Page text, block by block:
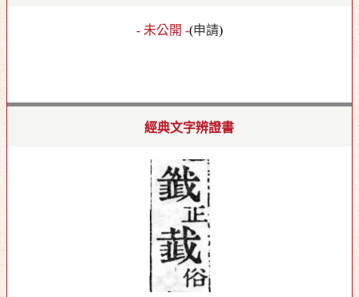
- 未公開 -(申請)
經典文字辨證書